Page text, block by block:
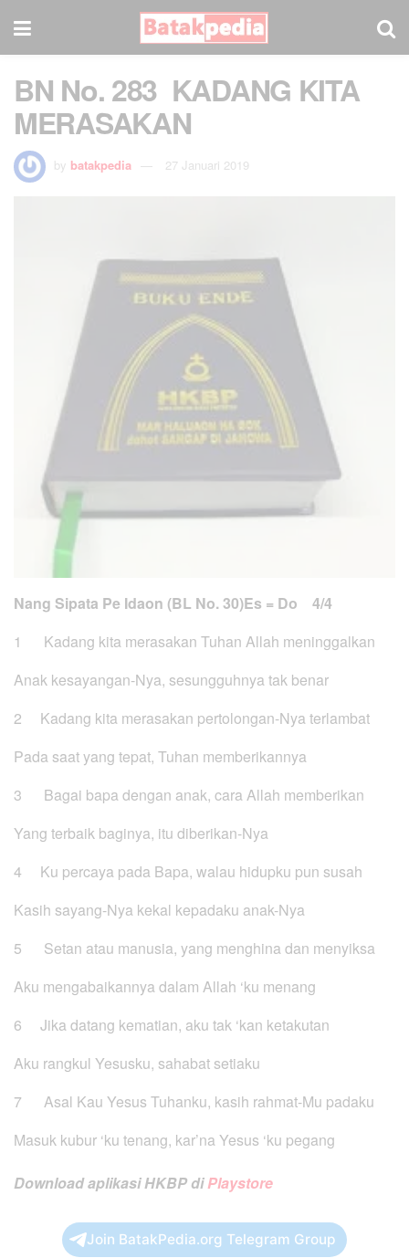
BN No. 283 KADANG KITA
MERASAKAN
by batakpedia 27 Januari 2019
Nang Sipata Pe Idaon (BL No. 30)Es = Do 4/4
1 Kadang kita merasakan Tuhan Allah meninggalkan
Anak kesayangan-Nya, sesungguhnya tak benar
2 Kadang kita merasakan pertolongan-Nya terlambat
Pada saat yang tepat, Tuhan memberikannya
3 Bagai bapa dengan anak, cara Allah memberikan
Yang terbaik baginya, itu diberikan-Nya
4 Ku percaya pada Bapa, walau hidupku pun susah
Kasih sayang-Nya kekal kepadaku anak-Nya
5 Setan atau manusia, yang menghina dan menyiksa
Aku mengabaikannya dalam Allah ‘ku menang
6 Jika datang kematian, aku tak ‘kan ketakutan
Aku rangkul Yesusku, sahabat setiaku
7 Asal Kau Yesus Tuhanku, kasih rahmat-Mu padaku
Masuk kubur ‘ku tenang, kar’na Yesus ‘ku pegang
Download aplikasi HKBP diPlaystore
Join BatakPedia.org Telegram Group